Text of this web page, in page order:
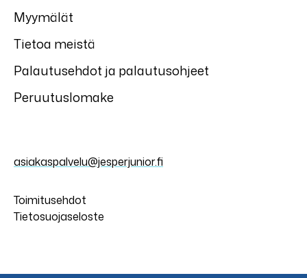
Myymälät
Tietoa meistä
Palautusehdot ja palautusohjeet
Peruutuslomake
asiakaspalvelu@jesperjunior.fi
Toimitusehdot
Tietosuojaseloste